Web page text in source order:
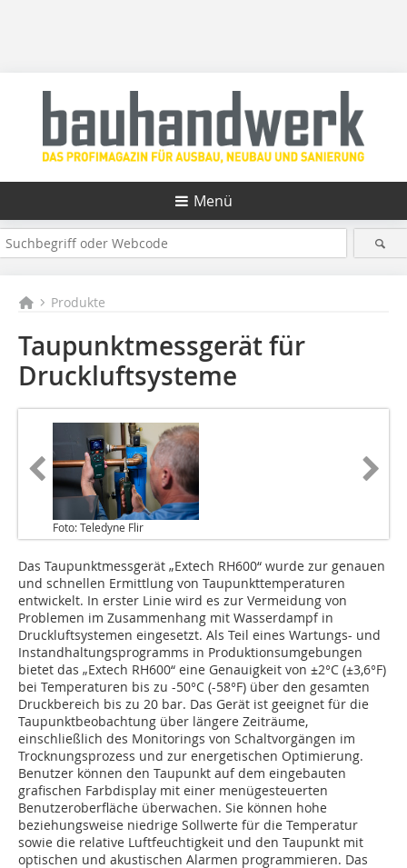
Menü
Produkte
Taupunktmessgerät für
Druckluftsysteme
Foto: Teledyne Flir
Das Taupunktmessgerät „Extech RH600“ wurde zur genauen
und schnellen Ermittlung von Taupunkttemperaturen
entwickelt. In erster Linie wird es zur Vermeidung von
Problemen im Zusammenhang mit Wasserdampf in
Druckluftsystemen eingesetzt. Als Teil eines Wartungs- und
Instandhaltungsprogramms in Produktionsumgebungen
bietet das „Extech RH600“ eine Genauigkeit von ±2°C (±3,6°F)
bei Temperaturen bis zu -50°C (-58°F) über den gesamten
Druckbereich bis zu 20 bar. Das Gerät ist geeignet für die
Taupunktbeobachtung über längere Zeiträume,
einschließlich des Monitorings von Schaltvorgängen im
Trocknungsprozess und zur energetischen Optimierung.
Benutzer können den Taupunkt auf dem eingebauten
grafischen Farbdisplay mit einer menügesteuerten
Benutzeroberfläche überwachen. Sie können hohe
beziehungsweise niedrige Sollwerte für die Temperatur
sowie die relative Luftfeuchtigkeit und den Taupunkt mit
optischen und akustischen Alarmen programmieren. Das